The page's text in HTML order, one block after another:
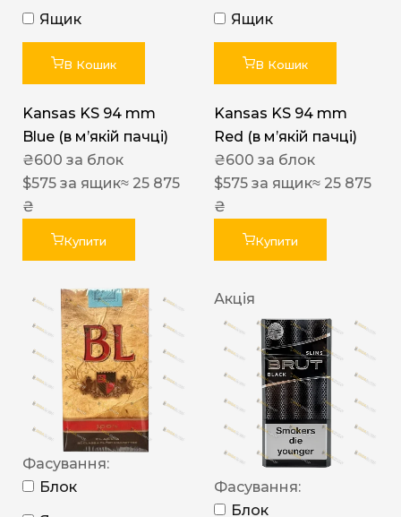
Ящик
В Кошик
Kansas KS 94 mm
Blue (в мʼякій пачці)
₴600 за блок
$575 за ящик≈ 25 875
₴
Купити
Ящик
В Кошик
Kansas KS 94 mm
Red (в мʼякій пачці)
₴600 за блок
$575 за ящик≈ 25 875
₴
Купити
Фасування:
Блок
Акція
Фасування:
Блок